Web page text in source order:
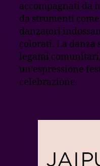
accompagnati da
da strumenti
danzatori
colorati. La danza
legami
un’espressione
celebrazione.